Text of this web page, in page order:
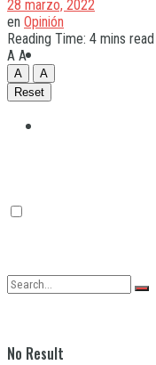
No Result
28 marzo, 2022
en Opinión
Reading Time: 4 mins read
A A
A
A
Reset